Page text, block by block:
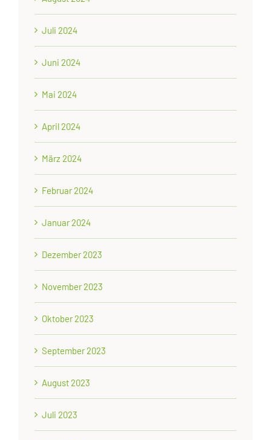
Juli 2024
Juni 2024
Mai 2024
April 2024
März 2024
Februar 2024
Januar 2024
Dezember 2023
November 2023
Oktober 2023
September 2023
August 2023
Juli 2023